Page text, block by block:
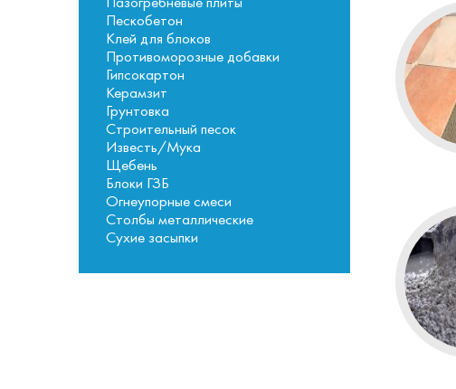
Пескобетон
Клей для блоков
Противоморозные добавки
Гипсокартон
Керамзит
Грунтовка
Строительный песок
Известь/Мука
Щебень
Блоки ГЗБ
Огнеупорные смеси
Столбы металлические
Сухие засыпки